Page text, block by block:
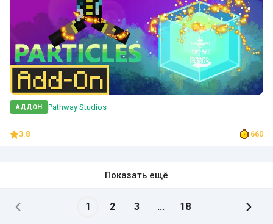
АДДОН Pathway Studios
3.8 660
Показать ещё
1 2 3 ... 18